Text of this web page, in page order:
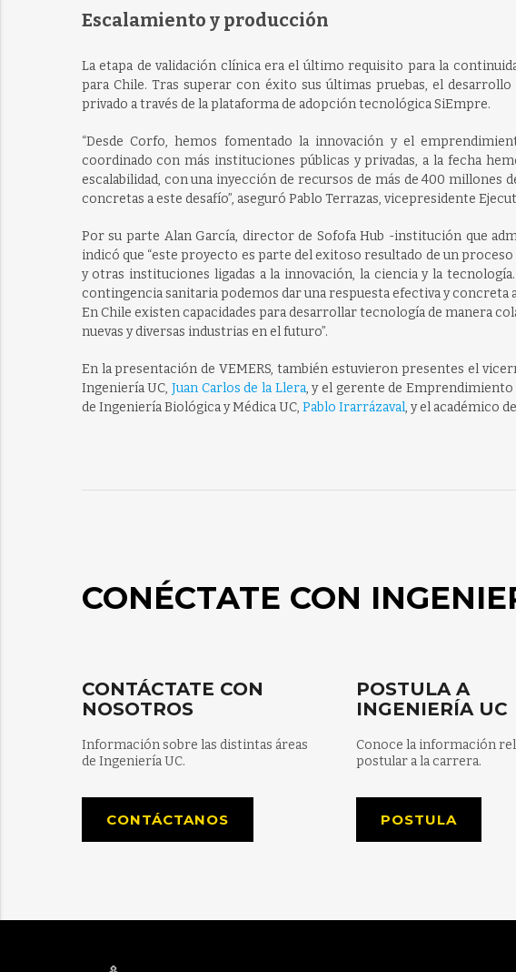
Escalamiento y producción
La etapa de validación clínica era el último requisito para la
para Chile. Tras superar con éxito sus últimas pruebas, el
privado a través de la plataforma de adopción tecnológica SiEmpre.
“Desde Corfo, hemos fomentado la innovación y el
coordinado con más instituciones públicas y privadas, a la fecha
escalabilidad, con una inyección de recursos de más de 400 millones
concretas a este desafío”, aseguró Pablo Terrazas, vicepresidente
Por su parte Alan García, director de Sofofa Hub -institución que
indicó que “este proyecto es parte del exitoso resultado de un
y otras instituciones ligadas a la innovación, la ciencia y la
contingencia sanitaria podemos dar una respuesta efectiva y concreta
En Chile existen capacidades para desarrollar tecnología de manera
nuevas y diversas industrias en el futuro”.
En la presentación de VEMERS, también estuvieron presentes el
Ingeniería UC, Juan Carlos de la Llera, y el gerente de
de Ingeniería Biológica y Médica UC, Pablo Irarrázaval, y el académico
CONÉCTATE CON
CONTÁCTATE CON
NOSOTROS
Información sobre las distintas áreas
de Ingeniería UC.
CONTÁCTANOS
POSTULA A
INGENIERÍA UC
Conoce la información
postular a la carrera.
POSTULA